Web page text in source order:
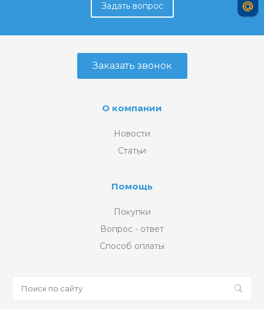
Задать вопрос
Заказать звонок
О компании
Новости
Статьи
Помощь
Покупки
Вопрос - ответ
Способ оплаты